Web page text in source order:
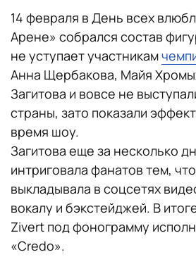
14 февраля в День всех
Арене» собрался состав
не уступает участникам
Анна Щербакова, Майя
Загитова и вовсе не
страны, зато показали
время шоу.
Загитова еще за несколько
интриговала фанатов тем,
выкладывала в соцсетях
вокалу и бэкстейджей. В
Zivert под фонограмму
«Credo».